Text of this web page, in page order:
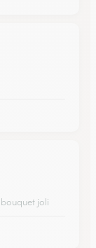
joli